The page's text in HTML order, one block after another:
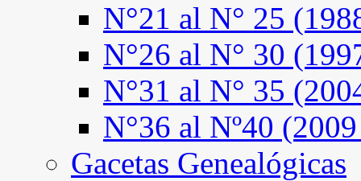
N°21 al N° 25
N°26 al N° 30
N°31 al N° 35
N°36 al Nº40
Gacetas Genealógicas